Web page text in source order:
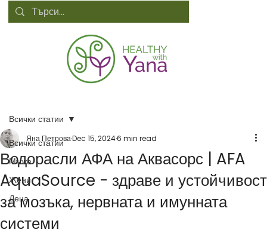
Всички статии
Мъже
Жени
Деца
Всички статии
Водорасли АФА на Аквасорс | AFA
AquaSource - здраве и устойчивост
за мозъка, нервната и имунната
системи
Яна ПетроваDec 15, 20246 min read